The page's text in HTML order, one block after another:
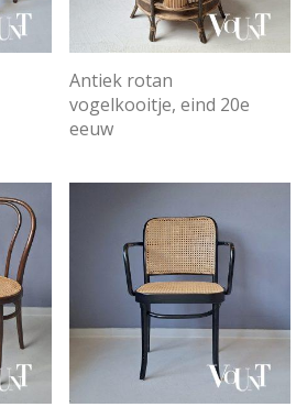
Antiek rotan
vogelkooitje, eind 20e
eeuw